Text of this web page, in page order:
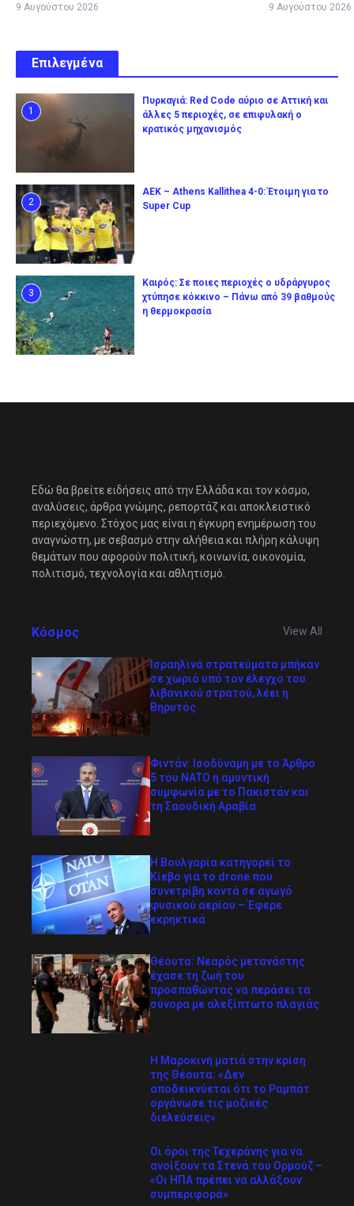
9 Αυγούστου 2026 9 Αυγούστου 2026
Επιλεγμένα
1
Πυρκαγιά: Red Code αύριο σε Αττική και
άλλες 5 περιοχές, σε επιφυλακή ο
κρατικός μηχανισμός
2
ΑΕΚ – Athens Kallithea 4-0: Έτοιμη για το
Super Cup
3
Καιρός: Σε ποιες περιοχές ο υδράργυρος
χτύπησε κόκκινο – Πάνω από 39 βαθμούς
η θερμοκρασία
Εδώ θα βρείτε ειδήσεις από την Ελλάδα και τον κόσμο,
αναλύσεις, άρθρα γνώμης, ρεπορτάζ και αποκλειστικό
περιεχόμενο. Στόχος μας είναι η έγκυρη ενημέρωση του
αναγνώστη, με σεβασμό στην αλήθεια και πλήρη κάλυψη
θεμάτων που αφορούν πολιτική, κοινωνία, οικονομία,
πολιτισμό, τεχνολογία και αθλητισμό.
Κόσμος View All
Ισραηλινά στρατεύματα μπήκαν
σε χωριό υπό τον έλεγχο του
λιβανικού στρατού, λέει η
Βηρυτός
Φιντάν: Ισοδύναμη με τo Άρθρο
5 του ΝΑΤΟ η αμυντική
συμφωνία με το Πακιστάν και
τη Σαουδική Αραβία
Η Βουλγαρία κατηγορεί το
Κίεβο για το drone που
συνετρίβη κοντά σε αγωγό
φυσικού αερίου – Έφερε
εκρηκτικά
Θέουτα: Νεαρός μετανάστης
έχασε τη ζωή του
προσπαθώντας να περάσει τα
σύνορα με αλεξίπτωτο πλαγιάς
Η Μαροκινή ματιά στην κρίση
της Θέουτα: «Δεν
αποδεικνύεται ότι το Ραμπάτ
οργάνωσε τις μαζικές
διελεύσεις»
Οι όροι της Τεχεράνης για να
ανοίξουν τα Στενά του Ορμούζ –
«Οι ΗΠΑ πρέπει να αλλάξουν
συμπεριφορά»